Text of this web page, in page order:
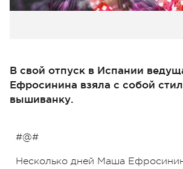
В свой отпуск в Испании
Ефросинина взяла с собой
вышиванку.
#@#
Несколько дней Маша